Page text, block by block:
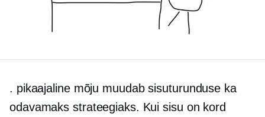
. pikaajalinemõju muudab sisuturunduse ka
odavamaks strateegiaks. Kui sisu on kord